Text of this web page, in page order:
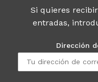
Si quieres
entradas,
Dirección